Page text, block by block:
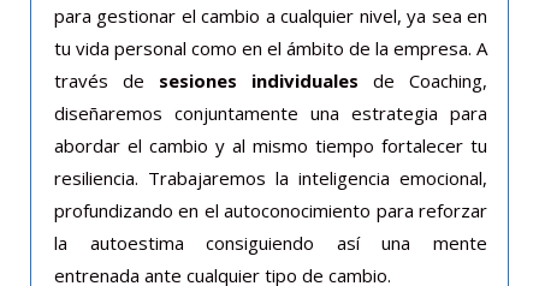
para gestionar el cambio a cualquier nivel, ya sea en
tu vida personal como en el ámbito de la empresa. A
través de sesiones individuales de Coaching,
diseñaremos conjuntamente una estrategia para
abordar el cambio y al mismo tiempo fortalecer tu
resiliencia. Trabajaremos la inteligencia emocional,
profundizando en el autoconocimiento para reforzar
la autoestima consiguiendo así una mente
entrenada ante cualquier tipo de cambio.